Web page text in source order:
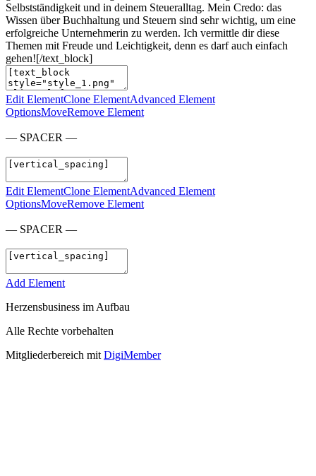
Selbstständigkeit und in deinem Steueralltag. Mein Credo: das
Wissen über Buchhaltung und Steuern sind sehr wichtig, um eine
erfolgreiche Unternehmerin zu werden. Ich vermittle dir diese
Themen mit Freude und Leichtigkeit, denn es darf auch einfach
gehen![/text_block]
Edit ElementClone ElementAdvanced Element
OptionsMoveRemove Element
— SPACER —
Edit ElementClone ElementAdvanced Element
OptionsMoveRemove Element
— SPACER —
Add Element
Herzensbusiness im Aufbau
Alle Rechte vorbehalten
Mitgliederbereich mit DigiMember